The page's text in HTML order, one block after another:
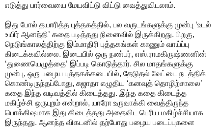
எடுத்து பார்வையை மேயவிட்டு விட்டு வைத்துவிடலாம்.
இது போல் தயாரித்த புத்தகத்தில், பல வருடங்களுக்கு முன்பு ‘உடல்
உயிர் ஆனந்தி’ கதை படித்தது நினைவில் இருக்கிறது. பிறகு,
நெடுங்காலத்திற்கு இம்மாதிரி புத்தகங்கள் காணும் வாய்ப்பு
கிடைக்கவில்லை. இடையில் ஒரு நண்பர், எஸ்.ராமகிருஷ்ணனின்
‘துணையெழுத்தை’ இப்படி கொடுத்தார். சில மாதங்களுக்கு
முன்பு, ஒரு பழைய புத்தகக்கடையில், தேடுதல் வேட்டை நடத்திக்
கொண்டிருந்தப்போது, சுஜாதா எழுதிய ‘கனவுத் தொழிற்சாலை’
கதை இந்த வடிவத்தில் கிடைத்தது. இந்த கதை கிடைத்த
மகிழ்ச்சி ஒருபுறம் என்றால், யாரோ உருவாக்கி வைத்திருந்த
பொக்கிஷமாக இது கிடைத்தது அதைவிட பெரிய மகிழ்ச்சியாக
இருந்தது. ஆனந்த விகடனில் தற்போது பழைய படைப்புகளை